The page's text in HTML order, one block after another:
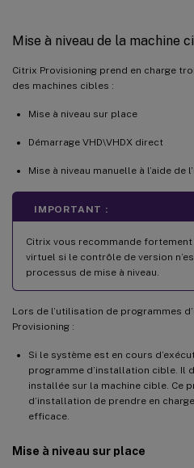
Mise à niveau de la machine
Citrix Provisioning prend en charge
des machines cibles :
Mise à niveau sur place
Démarrage VHD\VHDX direct
Mise à niveau manuelle à l’aide de
IMPORTANT :
Citrix vous recommande
virtuel si le contrôle de version
processus de mise à niveau.
Lors de l’utilisation de programmes
Provisioning :
Si le système est en cours
programme d’installation cible. Il
installée sur la machine cible. Ce
d’installation de prendre en
efficace.
Mise à niveau sur place